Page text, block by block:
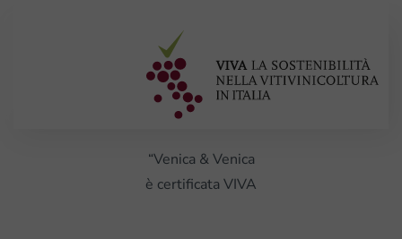
“Venica & Venica
è certificata VIVA